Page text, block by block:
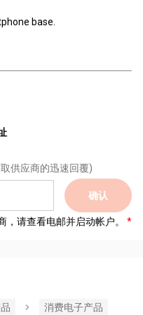
base.
供应商的迅速回覆)
确认
请查看电邮并启动帐户。
消费电子产品